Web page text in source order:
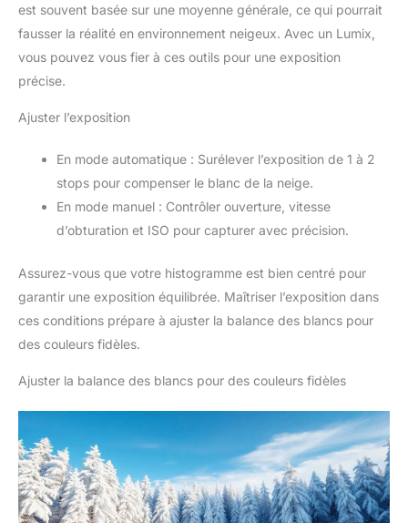
est souvent basée sur une moyenne générale, ce qui pourrait
fausser la réalité en environnement neigeux. Avec un Lumix,
vous pouvez vous fier à ces outils pour une exposition
précise.
Ajuster l’exposition
En mode automatique : Surélever l’exposition de 1 à 2
stops pour compenser le blanc de la neige.
En mode manuel : Contrôler ouverture, vitesse
d’obturation et ISO pour capturer avec précision.
Assurez-vous que votre histogramme est bien centré pour
garantir une exposition équilibrée. Maîtriser l’exposition dans
ces conditions prépare à ajuster la balance des blancs pour
des couleurs fidèles.
Ajuster la balance des blancs pour des couleurs fidèles